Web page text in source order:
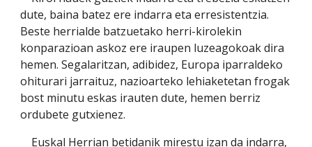
dute, baina batez ere indarra eta erresistentzia.
Beste herrialde batzuetako herri-kirolekin
konparazioan askoz ere iraupen luzeagokoak dira
hemen. Segalaritzan, adibidez, Europa iparraldeko
ohiturari jarraituz, nazioarteko lehiaketetan frogak
bost minutu eskas irauten dute, hemen berriz
ordubete gutxienez.